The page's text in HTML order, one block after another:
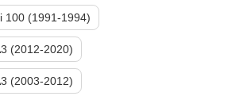
100 (1991-1994)
(2012-2020)
(2003-2012)